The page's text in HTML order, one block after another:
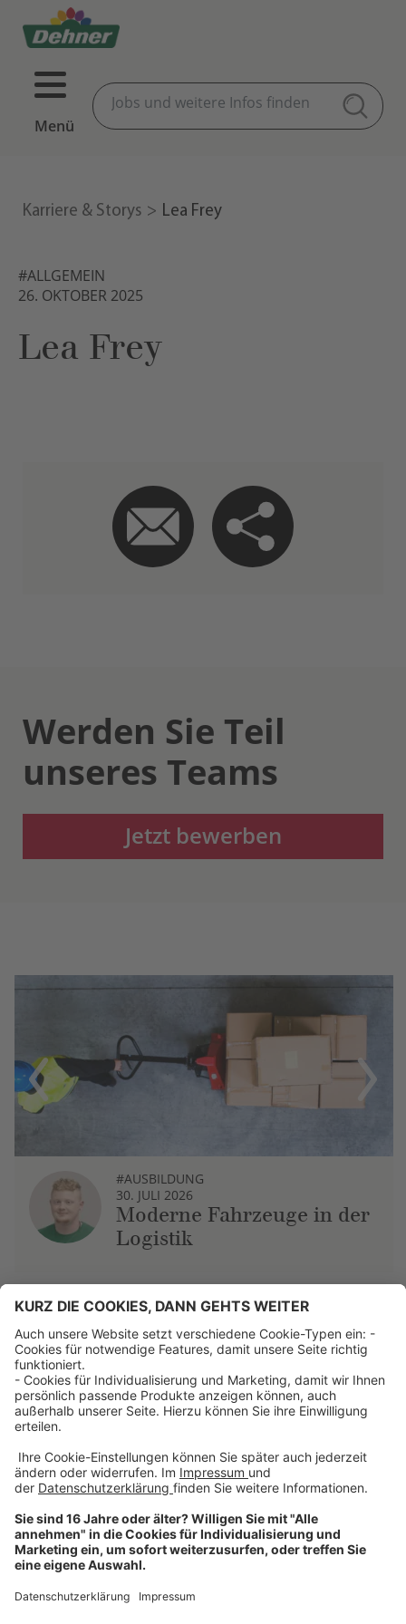
Menü
Karriere & Storys Lea Frey
#ALLGEMEIN
26. OKTOBER 2025
Lea Frey
Werden Sie Teil
unseres Teams
Jetzt bewerben
Previous
#AUSBILDUNG
30. JULI 2026
Moderne Fahrzeuge in der
Logistik
Next
Über uns
Dehner Unternehmen
Jobs bei Dehner